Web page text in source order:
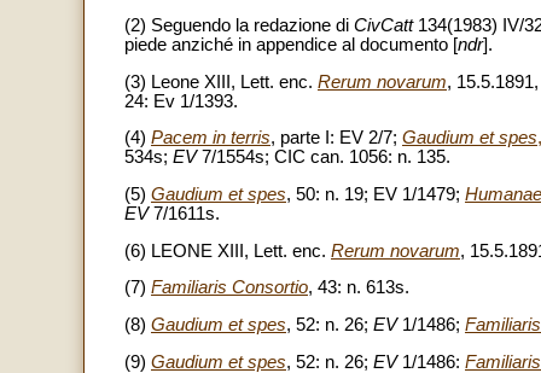
(2) Seguendo la redazione di CivCatt134(1983) IV/
piede anziché in appendice al documento [ndr].
(3) Leone XIII, Lett. enc. Rerum novarum,
24: Ev 1/1393.
(4) Pacem in terris, parte I: EV 2/7; Gaudium et spes,
534s; EV7/1554s; CIC can. 1056: n. 135.
(5) Gaudium et spes, 50: n. 19; EV 1/1479;
EV7/1611s.
(6) LEONE XIII, Lett. enc. Rerum novarum,
(7) Familiaris Consortio, 43: n. 613s.
(8) Gaudium et spes, 52: n. 26; EV1/1486;
(9) Gaudium et spes, 52: n. 26; EV1/1486: